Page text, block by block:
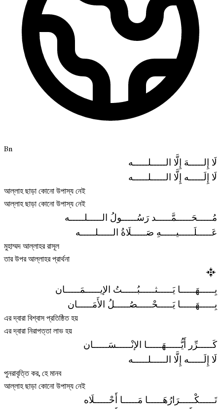
Bn
لَا إِلـــــهَ إِلَّا الـــــلـــــه
لَا إِلَـــــه إِلَّا الـــــلـــــه
আল্লাহ ছাড়া কোনো উপাস্য নেই
আল্লাহ ছাড়া কোনো উপাস্য নেই
مُـــــحَـــــمَّـــــد رَسُـــــولُ الـــــلـــــه
عَـــــلَـــــيـــــهِ صَـــــلَاةُ الـــــلـــــه
মুহাম্মদ আল্লাহর রাসূল
তার উপর আল্লাহর প্রার্থনা
بِـــــهَـــــا يَـــــثـــــبُـــــتُ الإيـــــمَـــــان
بِـــــهَـــــا يَـــــحْـــــصُـــــلُ الأَمَـــــان
এর দ্বারা বিশ্বাস প্রতিষ্ঠিত হয়
এর দ্বারা নিরাপত্তা লাভ হয়
كَـــــرِّر أَيُّـــــهَـــــا الإنْـــــسَـــــان
لَا إِلَـــــه إِلَّا الـــــلـــــه
পুনরাবৃত্তি কর, হে মানব
আল্লাহ ছাড়া কোনো উপাস্য নেই
تَـــــكْـــــرَارُهَـــــا مَـــــا أَحْـــــلَاه